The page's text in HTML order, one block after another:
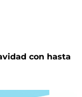
con hasta